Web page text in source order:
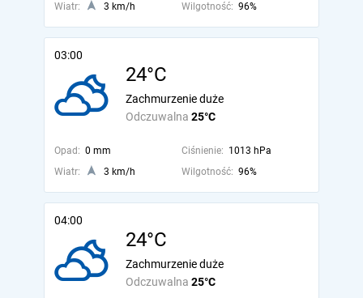
Wiatr:
3 km/h Wilgotność: 96%
03:00
24°C
Odczuwalna 25°C
Zachmurzenie duże
Opad: 0 mm Ciśnienie: 1013 hPa
Wiatr:
3 km/h Wilgotność: 96%
04:00
24°C
Odczuwalna 25°C
Zachmurzenie duże